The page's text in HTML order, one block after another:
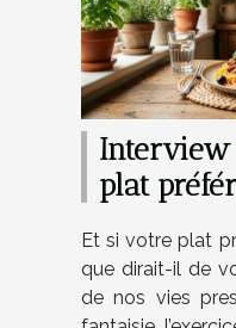
Interview
plat
Et si votre plat
que dirait-il de
de nos vies